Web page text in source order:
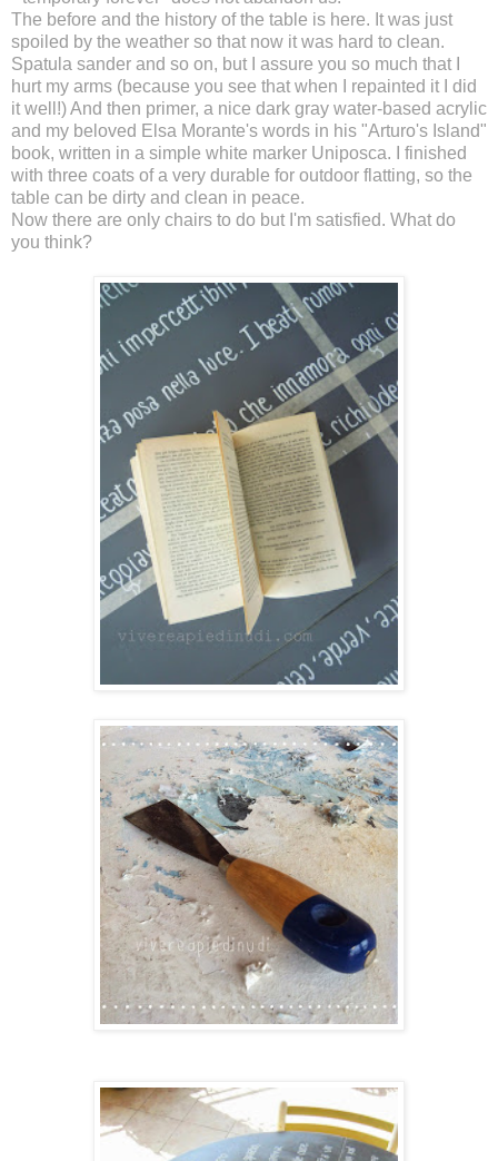
The before and the history of the table is here. It was just
spoiled by the weather so that now it was hard to clean.
Spatula sander and so on, but I assure you so much that I
hurt my arms (because you see that when I repainted it I did
it well!) And then primer, a nice dark gray water-based acrylic
and my beloved Elsa Morante's words in his "Arturo's Island"
book, written in a simple white marker Uniposca. I finished
with three coats of a very durable for outdoor flatting, so the
table can be dirty and clean in peace.
Now there are only chairs to do but I'm satisfied. What do
you think?